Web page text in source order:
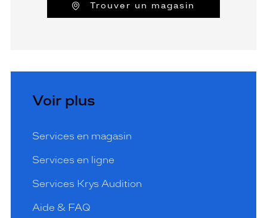
Trouver un magasin
Voir plus
Services en magasin
Services en ligne
Services Krys Audition
Aide & FAQ